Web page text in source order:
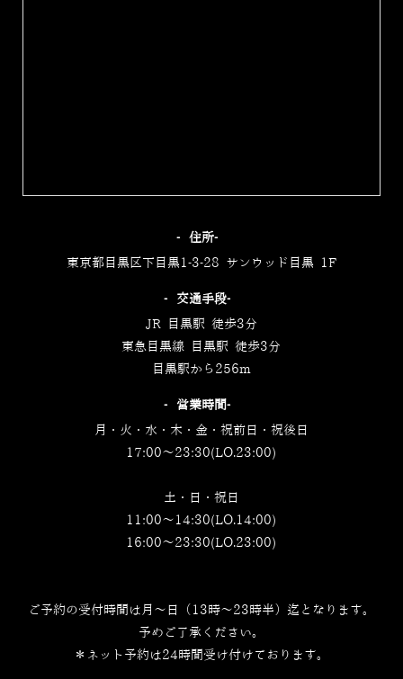
‐住所‐
東京都目黒区下目黒1-3-28 サンウッド目黒 1F
‐交通手段‐
JR 目黒駅 徒歩3分
東急目黒線 目黒駅 徒歩3分
目黒駅から256m
‐営業時間‐
月・火・水・木・金・祝前日・祝後日
17:00～23:30(LO.23:00)
土・日・祝日
11:00～14:30(LO.14:00)
16:00～23:30(LO.23:00)
ご予約の受付時間は月～日（13時～23時半）迄となります。
予めご了承ください。
＊ネット予約は24時間受け付けております。